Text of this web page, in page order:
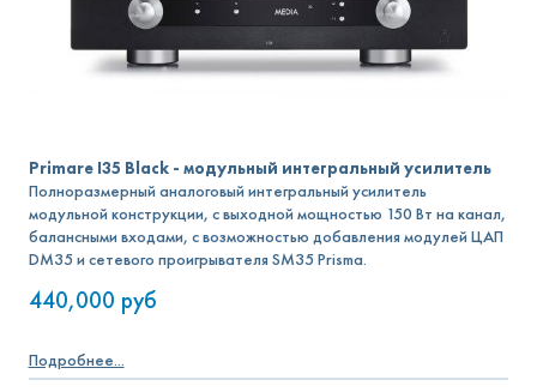
Primare I35 Black - модульный интегральный усилитель
Полноразмерный аналоговый интегральный усилитель
модульной конструкции, с выходной мощностью 150 Вт на канал,
балансными входами, с возможностью добавления модулей ЦАП
DM35 и сетевого проигрывателя SM35 Prisma.
440,000 руб
Подробнее...